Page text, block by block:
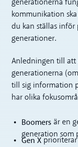
generationerna
kommunikation
du kan ställas inför
generationer.
Anledningen till att
generationerna
till sig information
har olika
Boomers är en
generation som
Gen Xprioriterar